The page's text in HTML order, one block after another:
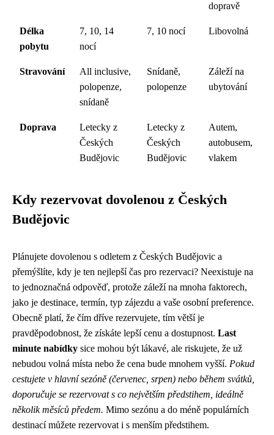
dopravě
Délka
pobytu
7, 10, 14
nocí
7, 10 nocí Libovolná
Stravování
All inclusive,
polopenze,
snídaně
Snídaně,
polopenze
Záleží na
ubytování
Doprava
Letecky z
Českých
Budějovic
Letecky z
Českých
Budějovic
Autem,
autobusem,
vlakem
Kdy rezervovat dovolenou z Českých
Budějovic
Plánujete dovolenou s odletem z Českých Budějovic a
přemýšlíte, kdy je ten nejlepší čas pro rezervaci? Neexistuje na
to jednoznačná odpověď, protože záleží na mnoha faktorech,
jako je destinace, termín, typ zájezdu a vaše osobní preference.
Obecně platí, že čím dříve rezervujete, tím větší je
pravděpodobnost, že získáte lepší cenu a dostupnost. Last
minute nabídky sice mohou být lákavé, ale riskujete, že už
nebudou volná místa nebo že cena bude mnohem vyšší. Pokud
cestujete v hlavní sezóně (červenec, srpen) nebo během svátků,
doporučuje se rezervovat s co největším předstihem, ideálně
několik měsíců předem. Mimo sezónu a do méně populárních
destinací můžete rezervovat i s menším předstihem.